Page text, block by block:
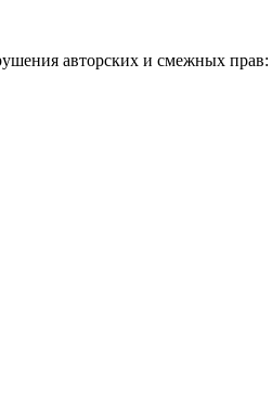
авторских и смежных прав: